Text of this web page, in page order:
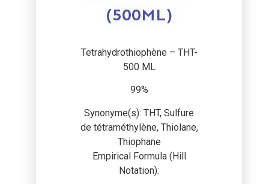
(500ML)
Tetrahydrothiophène – THT-
500 ML
99%
Synonyme(s): THT, Sulfure
de tétraméthylène, Thiolane,
Thiophane
Empirical Formula (Hill
Notation):